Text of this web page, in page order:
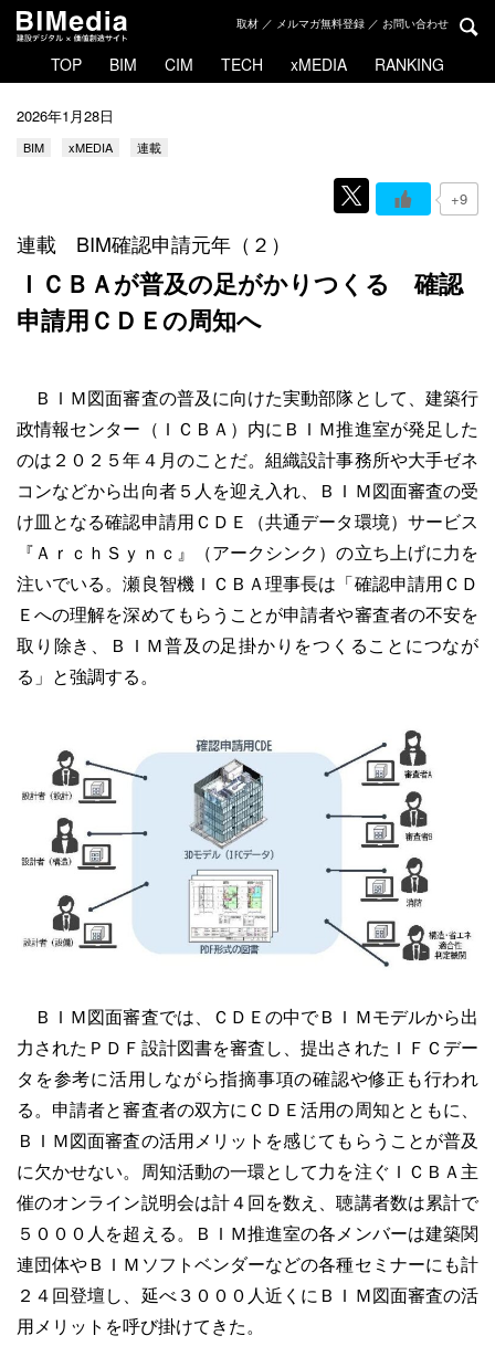
取材 ／ メルマガ無料登録 ／ お問い合わせ
TOP BIM CIM TECH xMEDIA RANKING
2026年1月28日
BIM xMEDIA 連載
+9
連載 BIM確認申請元年（２）
ＩＣＢＡが普及の足がかりつくる
確認
申請用ＣＤＥの周知へ
ＢＩＭ図面審査の普及に向けた実動部隊として、建築行
政情報センター（ＩＣＢＡ）内にＢＩＭ推進室が発足した
のは２０２５年４月のことだ。組織設計事務所や大手ゼネ
コンなどから出向者５人を迎え入れ、ＢＩＭ図面審査の受
け皿となる確認申請用ＣＤＥ（共通データ環境）サービス
『ＡｒｃｈＳｙｎｃ』（アークシンク）の立ち上げに力を
注いでいる。瀬良智機ＩＣＢＡ理事長は「確認申請用ＣＤ
Ｅへの理解を深めてもらうことが申請者や審査者の不安を
取り除き、ＢＩＭ普及の足掛かりをつくることにつなが
る」と強調する。
ＢＩＭ図面審査では、ＣＤＥの中でＢＩＭモデルから出
力されたＰＤＦ設計図書を審査し、提出されたＩＦＣデー
タを参考に活用しながら指摘事項の確認や修正も行われ
る。申請者と審査者の双方にＣＤＥ活用の周知とともに、
ＢＩＭ図面審査の活用メリットを感じてもらうことが普及
に欠かせない。周知活動の一環として力を注ぐＩＣＢＡ主
催のオンライン説明会は計４回を数え、聴講者数は累計で
５０００人を超える。ＢＩＭ推進室の各メンバーは建築関
連団体やＢＩＭソフトベンダーなどの各種セミナーにも計
２４回登壇し、延べ３０００人近くにＢＩＭ図面審査の活
用メリットを呼び掛けてきた。